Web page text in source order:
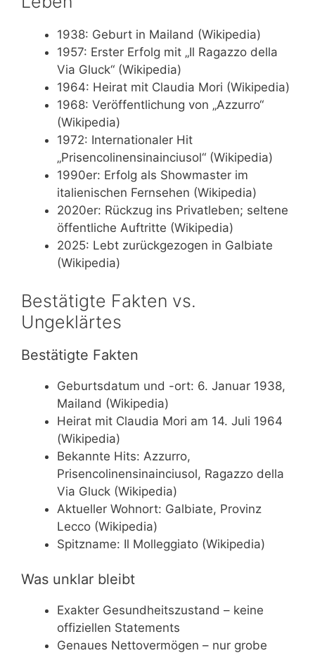
1938: Geburt in Mailand (Wikipedia)
1957: Erster Erfolg mit „Il Ragazzo della
Via Gluck“ (Wikipedia)
1964: Heirat mit Claudia Mori (Wikipedia)
1968: Veröffentlichung von „Azzurro“
(Wikipedia)
1972: Internationaler Hit
„Prisencolinensinainciusol“ (Wikipedia)
1990er: Erfolg als Showmaster im
italienischen Fernsehen (Wikipedia)
2020er: Rückzug ins Privatleben; seltene
öffentliche Auftritte (Wikipedia)
2025: Lebt zurückgezogen in Galbiate
(Wikipedia)
Bestätigte Fakten vs.
Ungeklärtes
Bestätigte Fakten
Geburtsdatum und -ort: 6. Januar 1938,
Mailand (Wikipedia)
Heirat mit Claudia Mori am 14. Juli 1964
(Wikipedia)
Bekannte Hits: Azzurro,
Prisencolinensinainciusol, Ragazzo della
Via Gluck (Wikipedia)
Aktueller Wohnort: Galbiate, Provinz
Lecco (Wikipedia)
Spitzname: Il Molleggiato (Wikipedia)
Was unklar bleibt
Exakter Gesundheitszustand – keine
offiziellen Statements
Genaues Nettovermögen – nur grobe